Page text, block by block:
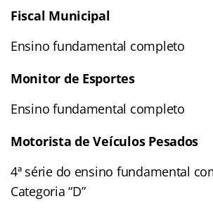
Fiscal Municipal
Ensino fundamental completo
Monitor de Esportes
Ensino fundamental completo
Motorista de Veículos Pesados
4ª série do ensino fundamental
Categoria “D”